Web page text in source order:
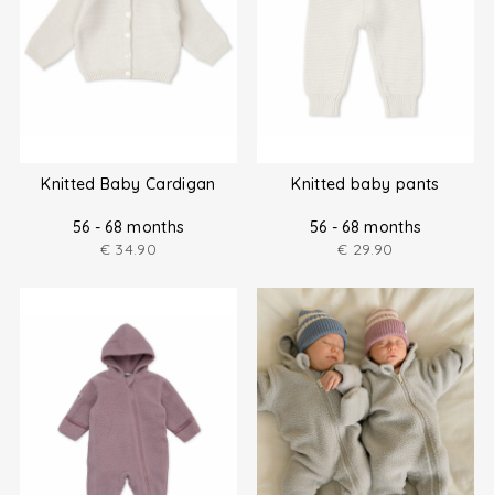
Knitted Baby Cardigan
56 - 68 months
€ 34.90
Knitted baby pants
56 - 68 months
€ 29.90